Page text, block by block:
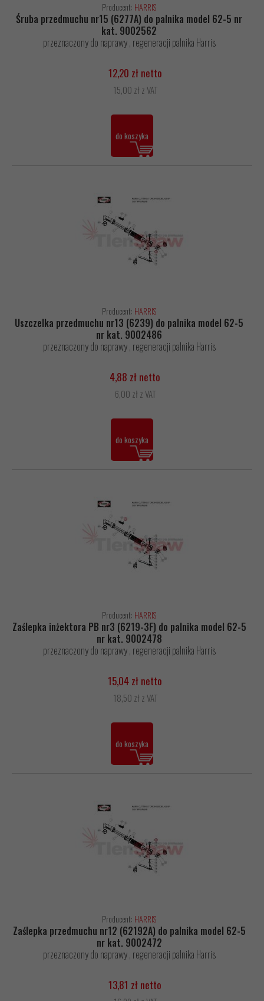
Producent: HARRIS
Śruba przedmuchu nr15 (6277A) do palnika model 62-5 nr
kat. 9002562
przeznaczony do naprawy , regeneracji palnika Harris
12,20 zł netto
15,00 zł z VAT
do koszyka
Producent: HARRIS
Uszczelka przedmuchu nr13 (6239) do palnika model 62-5
nr kat. 9002486
przeznaczony do naprawy , regeneracji palnika Harris
4,88 zł netto
6,00 zł z VAT
do koszyka
Producent: HARRIS
Zaślepka inżektora PB nr3 (6219-3F) do palnika model 62-5
nr kat. 9002478
przeznaczony do naprawy , regeneracji palnika Harris
15,04 zł netto
18,50 zł z VAT
do koszyka
Producent: HARRIS
Zaślepka przedmuchu nr12 (62192A) do palnika model 62-5
nr kat. 9002472
przeznaczony do naprawy , regeneracji palnika Harris
13,81 zł netto